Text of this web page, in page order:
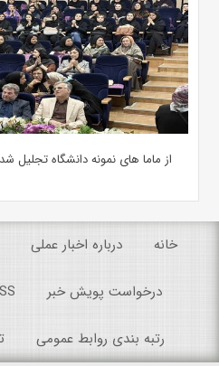
از ماما های نمونه دانشگاه تجلیل شد
خانه درباره اخبار عملی
درخواست پویش خبر
رتبه بندی روابط عمومی